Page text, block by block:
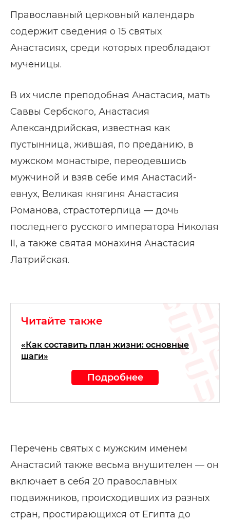
Православный церковный календарь
содержит сведения о 15 святых
Анастасиях, среди которых преобладают
мученицы.
В их числе преподобная Анастасия, мать
Саввы Сербского, Анастасия
Александрийская, известная как
пустынница, жившая, по преданию, в
мужском монастыре, переодевшись
мужчиной и взяв себе имя Анастасий-
евнух, Великая княгиня Анастасия
Романова, страстотерпица — дочь
последнего русского императора Николая
II, а также святая монахиня Анастасия
Латрийская.
Читайте также
«Как составить план жизни: основные
шаги»
Подробнее
Перечень святых с мужским именем
Анастасий также весьма внушителен — он
включает в себя 20 православных
подвижников, происходивших из разных
стран, простирающихся от Египта до